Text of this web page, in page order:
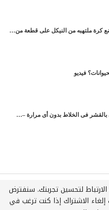
كرة ملتهبه من النيكل على قطعة من…
فيديو
فى الخلاط بدون أى مرارة –…
عربي © 2021لتحسين تجربتك. سنفترض
الاشتراك إذا كنت ترغب في